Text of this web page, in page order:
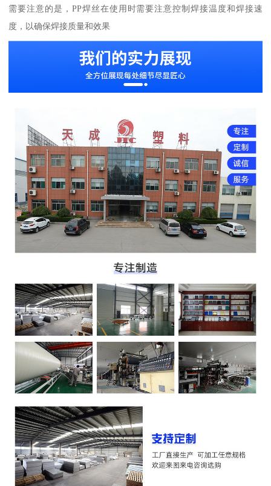
需要注意的是，PP焊丝在使用时需要注意控制焊接温度和焊接速
度，以确保焊接质量和效果